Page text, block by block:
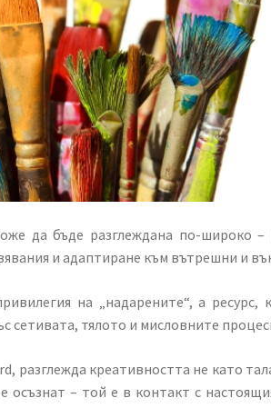
да бъде разглеждана по-широко –
и адаптиране към вътрешни и
на „надарените“, а
сетивата, тялото и мисловните
разглежда креативността не като
осъзнат – той е в контакт с